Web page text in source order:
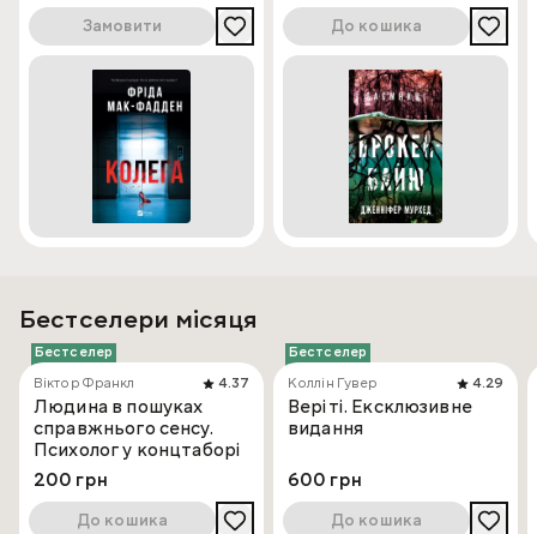
Замовити До кошика
Бестселери місяця
Бестселер
Віктор Франкл
4.37
Людина в пошуках
справжнього сенсу.
Психолог у концтаборі
200 грн
До кошика
Бестселер
Коллін Гувер
4.29
Веріті. Ексклюзивне
видання
600 грн
До кошика